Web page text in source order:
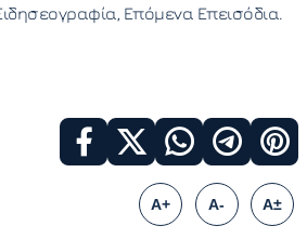
Επόμενα Επεισόδια
A+ A- A±